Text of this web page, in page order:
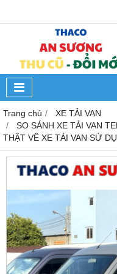
Trang chủ
XE TẢI VAN
SO SÁNH XE TẢI VAN
THẬT VỀ XE TẢI VAN SỬ